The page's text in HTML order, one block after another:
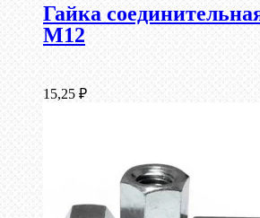
Гайка
М12
15,25 ₽